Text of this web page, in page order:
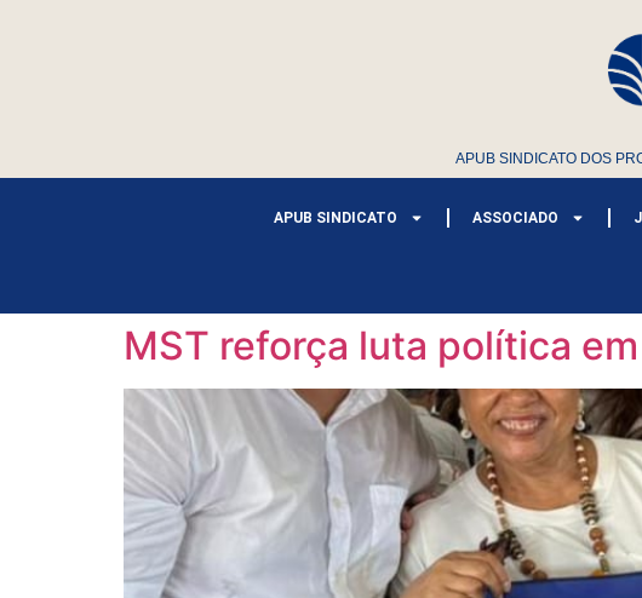
APUB SINDICATO DOS
APUB SINDICATO ASSOCIADO
MST reforça luta política